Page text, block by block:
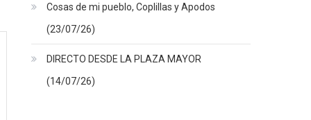
Cosas de mi pueblo, Coplillas y Apodos
(23/07/26)
DIRECTO DESDE LA PLAZA MAYOR
(14/07/26)